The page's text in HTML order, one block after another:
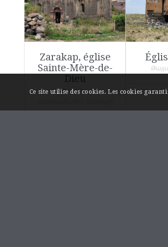
Zarakap, église
Sainte-Mère-de-
Dieu
Սարակապ, Սբ.
Ce site utilise des cookies. Les cookies